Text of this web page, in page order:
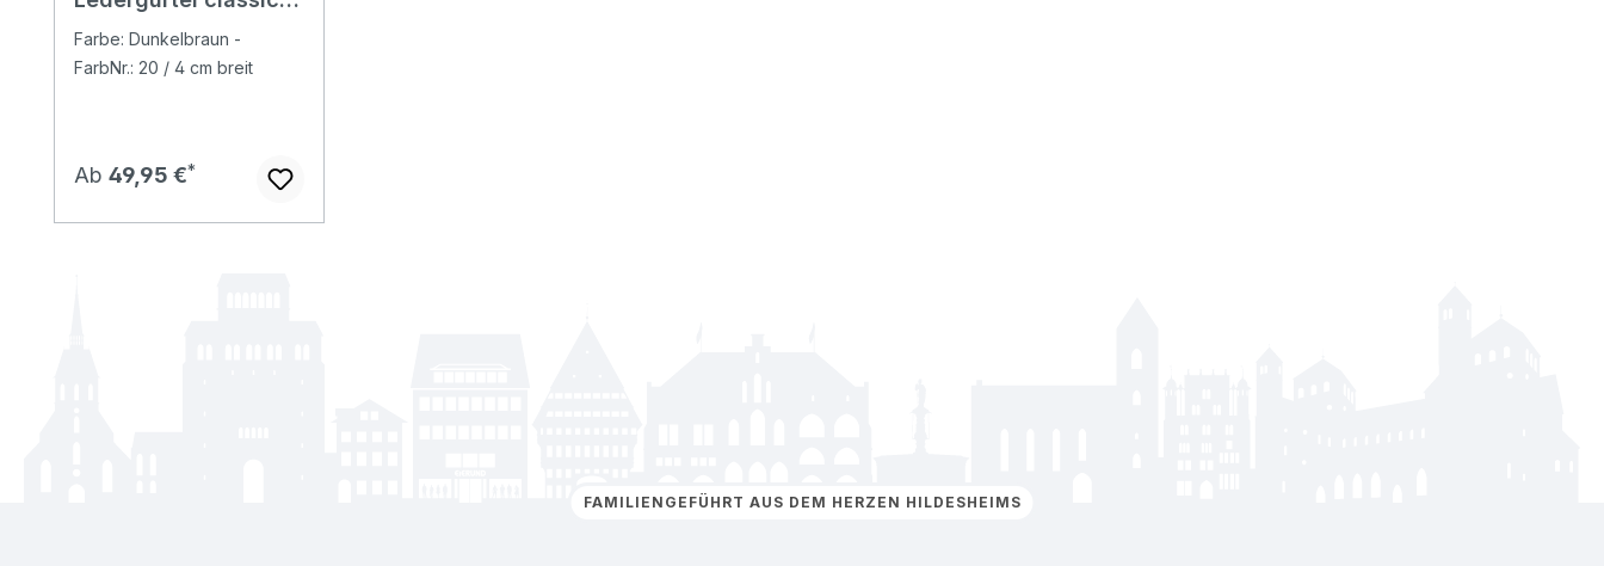
Farbe: Dunkelbraun -
FarbNr.: 20 / 4 cm breit
Regulärer Preis:
Ab 49,95 €
FAMILIENGEFÜHRT AUS DEM HERZEN HILDESHEIMS